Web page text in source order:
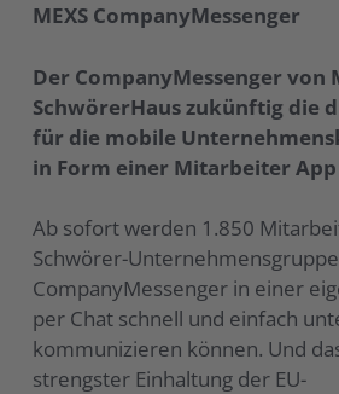
MEXS CompanyMessenger
Der CompanyMessenger von
SchwörerHaus zukünftig die
für die mobile
in Form einer Mitarbeiter App
Ab sofort werden 1.850
Schwörer-
CompanyMessenger in einer
per Chat schnell und einfach
kommunizieren können. Und
strengster Einhaltung der EU-